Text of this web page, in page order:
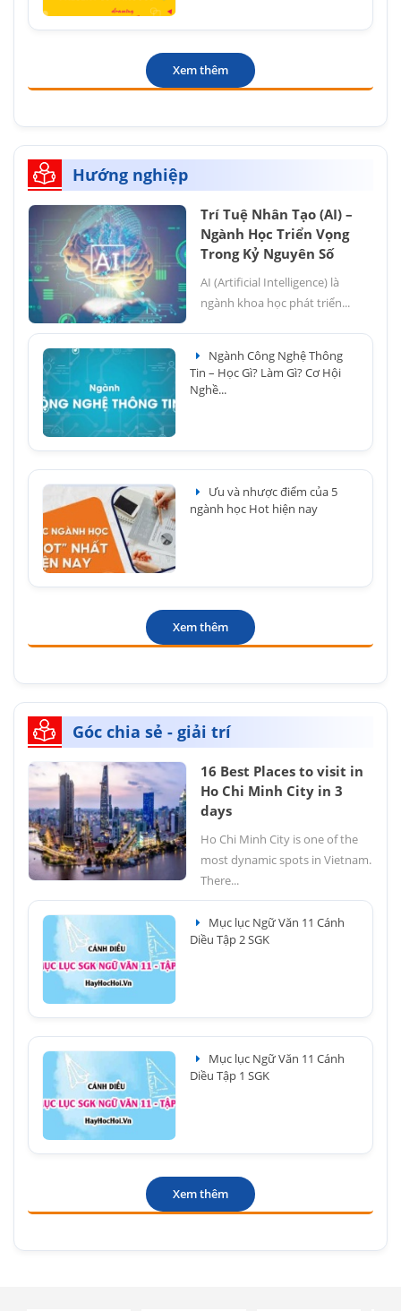
Xem thêm
Hướng nghiệp
Trí Tuệ Nhân Tạo (AI) –
Ngành Học Triển Vọng
Trong Kỷ Nguyên Số
AI (Artificial Intelligence) là
ngành khoa học phát triển...
Ngành Công Nghệ Thông
Tin – Học Gì? Làm Gì? Cơ Hội
Nghề...
Ưu và nhược điểm của 5
ngành học Hot hiện nay
Xem thêm
Góc chia sẻ - giải trí
16 Best Places to visit in
Ho Chi Minh City in 3
days
Ho Chi Minh City is one of the
most dynamic spots in Vietnam.
There...
Mục lục Ngữ Văn 11 Cánh
Diều Tập 2 SGK
Mục lục Ngữ Văn 11 Cánh
Diều Tập 1 SGK
Xem thêm